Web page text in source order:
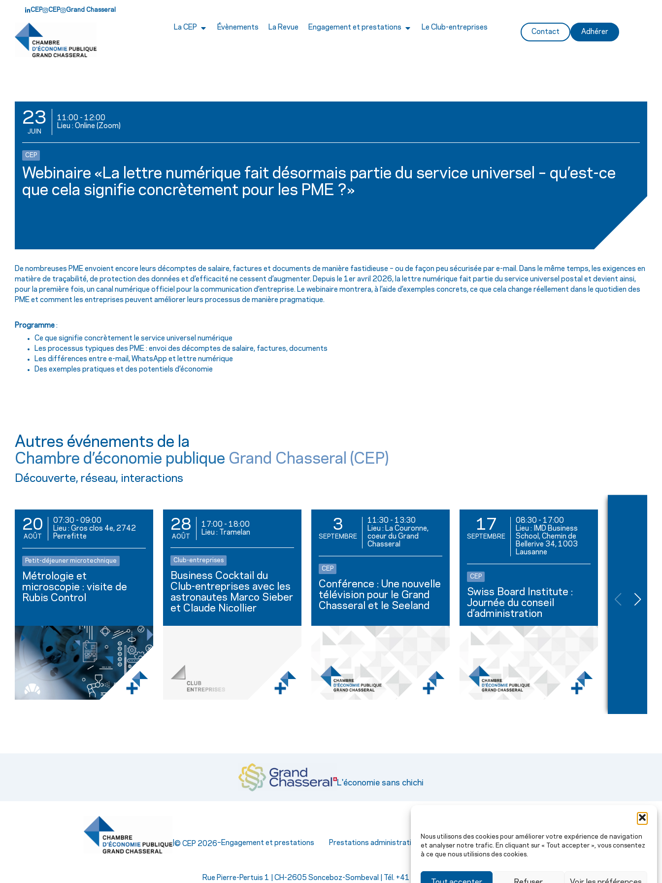
Nous utilisons des cookies pour améliorer votre expérience de navigation
et analyser notre trafic. En cliquant sur « Tout accepter », vous consentez
à ce que nous utilisions des cookies.
CEP CEP Grand Chasseral
La CEP Évènements La Revue Engagement et prestations Le Club-entreprises
Contact Adhérer
23
JUIN
11:00 - 12:00
Lieu : Online (Zoom)
CEP
Webinaire «La lettre numérique fait désormais partie du service universel – qu’est-ce
que cela signifie concrètement pour les PME ?»
De nombreuses PME envoient encore leurs décomptes de salaire, factures et documents de manière fastidieuse – ou de façon peu sécurisée par e-mail. Dans le même temps, les exigences en
matière de traçabilité, de protection des données et d’efficacité ne cessent d’augmenter. Depuis le 1er avril 2026, la lettre numérique fait partie du service universel postal et devient ainsi,
pour la première fois, un canal numérique officiel pour la communication d’entreprise. Le webinaire montrera, à l’aide d’exemples concrets, ce que cela change réellement dans le quotidien des
PME et comment les entreprises peuvent améliorer leurs processus de manière pragmatique.
Programme :
Ce que signifie concrètement le service universel numérique
Les processus typiques des PME : envoi des décomptes de salaire, factures, documents
Les différences entre e-mail, WhatsApp et lettre numérique
Des exemples pratiques et des potentiels d’économie
Autres événements de la
Chambre d’économie publique Grand Chasseral (CEP)
Découverte, réseau, interactions
20
AOÛT
07:30 - 09:00
Lieu : Gros clos 4e, 2742
Perrefitte
Petit-déjeuner microtechnique
Métrologie et
microscopie : visite de
Rubis Control
28
AOÛT
17:00 - 18:00
Lieu : Tramelan
Club-entreprises
Business Cocktail du
Club-entreprises avec les
astronautes Marco Sieber
et Claude Nicollier
3
SEPTEMBRE
11:30 - 13:30
Lieu : La Couronne,
coeur du Grand
Chasseral
CEP
Conférence : Une nouvelle
télévision pour le Grand
Chasseral et le Seeland
17
SEPTEMBRE
08:30 - 17:00
Lieu : IMD Business
School, Chemin de
Bellerive 34, 1003
Lausanne
CEP
Swiss Board Institute :
Journée du conseil
d’administration
de Zesar
L'économie sans chichi
| © CEP 2026– Engagement et prestations Prestations administratives Stratégie économique 2030 La Revue
Rue Pierre-Pertuis 1 | CH-2605 Sonceboz-Sombeval | Tél. +41 32 492 70 33